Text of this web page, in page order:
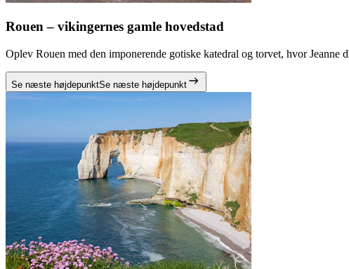
Rouen – vikingernes gamle hovedstad
Oplev Rouen med den imponerende gotiske katedral og torvet, hvor
Se næste højdepunktSe næste højdepunkt